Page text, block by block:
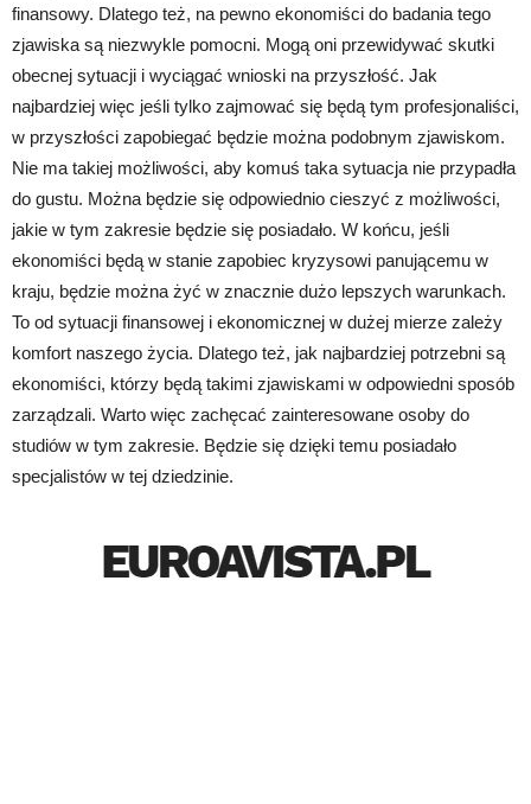
finansowy. Dlatego też, na pewno ekonomiści do badania tego
zjawiska są niezwykle pomocni. Mogą oni przewidywać skutki
obecnej sytuacji i wyciągać wnioski na przyszłość. Jak
najbardziej więc jeśli tylko zajmować się będą tym profesjonaliści,
w przyszłości zapobiegać będzie można podobnym zjawiskom.
Nie ma takiej możliwości, aby komuś taka sytuacja nie przypadła
do gustu. Można będzie się odpowiednio cieszyć z możliwości,
jakie w tym zakresie będzie się posiadało. W końcu, jeśli
ekonomiści będą w stanie zapobiec kryzysowi panującemu w
kraju, będzie można żyć w znacznie dużo lepszych warunkach.
To od sytuacji finansowej i ekonomicznej w dużej mierze zależy
komfort naszego życia. Dlatego też, jak najbardziej potrzebni są
ekonomiści, którzy będą takimi zjawiskami w odpowiedni sposób
zarządzali. Warto więc zachęcać zainteresowane osoby do
studiów w tym zakresie. Będzie się dzięki temu posiadało
specjalistów w tej dziedzinie.